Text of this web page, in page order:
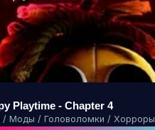
Playtime - Chapter 4
/ Моды / Головоломки / Хорроры